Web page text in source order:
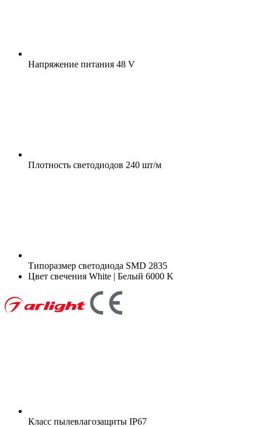
Напряжение питания 48 V
Плотность светодиодов 240 шт/м
Типоразмер светодиода SMD 2835
Цвет свечения White | Белый 6000 K
Класс пылевлагозащиты IP67